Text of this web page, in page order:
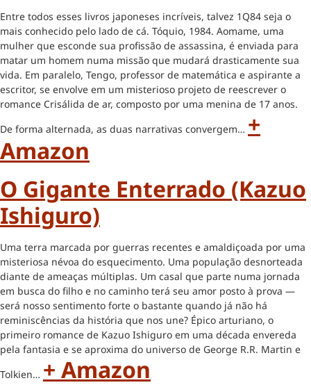
Entre todos esses livros japoneses incríveis, talvez 1Q84 seja o
mais conhecido pelo lado de cá. Tóquio, 1984. Aomame, uma
mulher que esconde sua profissão de assassina, é enviada para
matar um homem numa missão que mudará drasticamente sua
vida. Em paralelo, Tengo, professor de matemática e aspirante a
escritor, se envolve em um misterioso projeto de reescrever o
romance Crisálida de ar, composto por uma menina de 17 anos.
De forma alternada, as duas narrativas convergem… +
Amazon
O Gigante Enterrado (Kazuo
Ishiguro)
Uma terra marcada por guerras recentes e amaldiçoada por uma
misteriosa névoa do esquecimento. Uma população desnorteada
diante de ameaças múltiplas. Um casal que parte numa jornada
em busca do filho e no caminho terá seu amor posto à prova —
será nosso sentimento forte o bastante quando já não há
reminiscências da história que nos une? Épico arturiano, o
primeiro romance de Kazuo Ishiguro em uma década envereda
pela fantasia e se aproxima do universo de George R.R. Martin e
Tolkien… + Amazon